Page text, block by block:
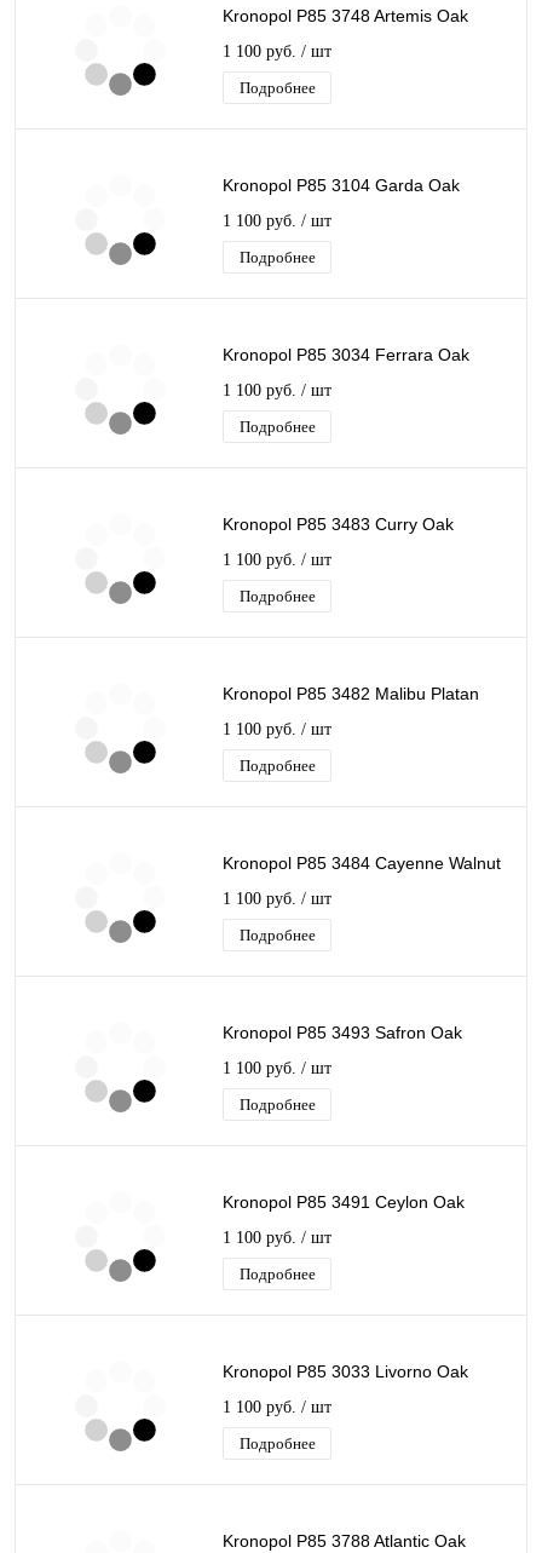
Kronopol P85 3748 Artemis Oak
1 100 руб. / шт
Подробнее
Kronopol P85 3104 Garda Oak
1 100 руб. / шт
Подробнее
Kronopol P85 3034 Ferrara Oak
1 100 руб. / шт
Подробнее
Kronopol P85 3483 Curry Oak
1 100 руб. / шт
Подробнее
Kronopol P85 3482 Malibu Platan
1 100 руб. / шт
Подробнее
Kronopol P85 3484 Cayenne Walnut
1 100 руб. / шт
Подробнее
Kronopol P85 3493 Safron Oak
1 100 руб. / шт
Подробнее
Kronopol P85 3491 Ceylon Oak
1 100 руб. / шт
Подробнее
Kronopol P85 3033 Livorno Oak
1 100 руб. / шт
Подробнее
Kronopol P85 3788 Atlantic Oak